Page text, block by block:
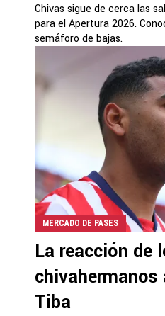
Chivas sigue de cerca las
para el Apertura 2026.
semáforo de bajas.
MERCADO DE PASES
La reacción de
Tiba